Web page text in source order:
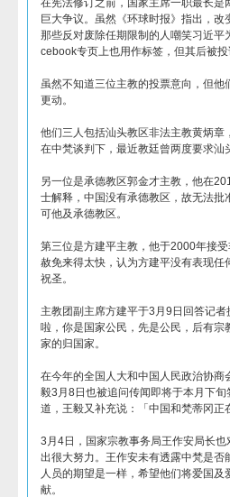
在宪法修订之前，国家主席一职最长
巨大争议。虽然《环球时报》指出，
那些反对废除任期限制的人嘲笑习近
cebook专页上也用作标签，但其后被投
虽然不知道三位主教的投票意向，但
更动。
他们三人包括汕头教区非法主教黄炳
在中梵谈判下，最近教廷曾两度要求
另一位是承​​德教区郭金才主教，他在
士解释，中国没有承德教区，故无法
可他及承德教区。
第三位是方建平主教，他于2000年接
赦免来得太快，认为方建平没有表现
祝圣。
主教团副主席方建平于3月9日回答记
啦，你是国家公民，先是公民，后有
家的归国家。
在今年的全国人大和中国人民政治协
毅3月8日也被追问传闻即将于本月下
道，王毅又补充说：「中国和梵蒂冈正
3月4日，国家宗教事务局王作安局长
出很大努力。王作安未有透露中梵是
人员的期望是一样，希望他们将爱国
献。